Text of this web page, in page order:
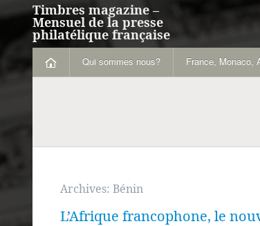
Timbres magazine –
Mensuel de la presse
philatélique française
Qui sommes nous? France, Monaco,
Archives: Bénin
L’Afrique francophone, le